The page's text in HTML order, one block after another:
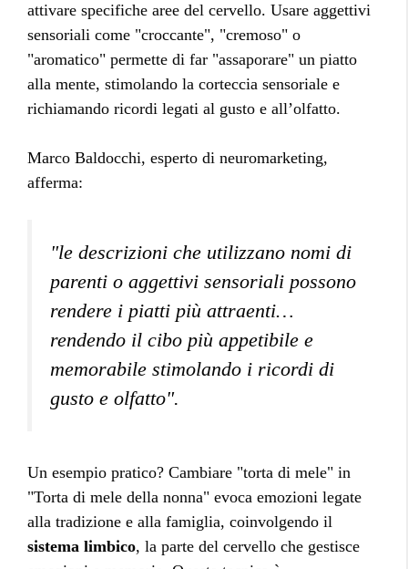
attivare specifiche aree del cervello. Usare aggettivi
sensoriali come "croccante", "cremoso" o
"aromatico" permette di far "assaporare" un piatto
alla mente, stimolando la corteccia sensoriale e
richiamando ricordi legati al gusto e all’olfatto.
Marco Baldocchi, esperto di neuromarketing,
afferma:
"le descrizioni che utilizzano nomi di
parenti o aggettivi sensoriali possono
rendere i piatti più attraenti…
rendendo il cibo più appetibile e
memorabile stimolando i ricordi di
gusto e olfatto".
Un esempio pratico? Cambiare "torta di mele" in
"Torta di mele della nonna" evoca emozioni legate
alla tradizione e alla famiglia, coinvolgendo il
sistema limbico, la parte del cervello che gestisce